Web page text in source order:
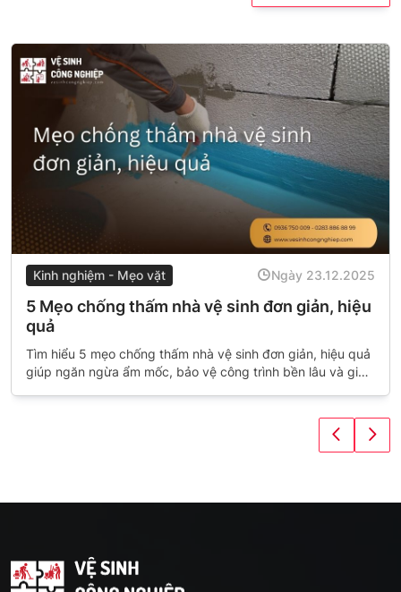
Kinh nghiệm - Mẹo vặt Ngày 23.12.2025
5 Mẹo chống thấm nhà vệ sinh đơn giản, hiệu
quả
Tìm hiểu 5 mẹo chống thấm nhà vệ sinh đơn giản, hiệu quả
giúp ngăn ngừa ẩm mốc, bảo vệ công trình bền lâu và giữ